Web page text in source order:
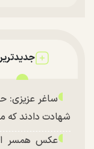
ساغر عزیزی:
شهادت دادند که
عکس همسر